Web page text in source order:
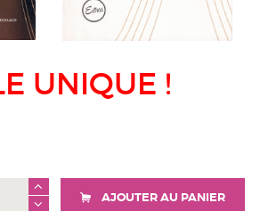
UNIQUE !
AJOUTER AU PANIER